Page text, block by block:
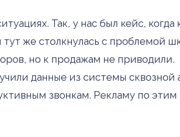
Так, у нас был кейс, когда
же столкнулась с проблемой
но к продажам не приводили.
данные из системы сквозной
звонкам. Рекламу по этим